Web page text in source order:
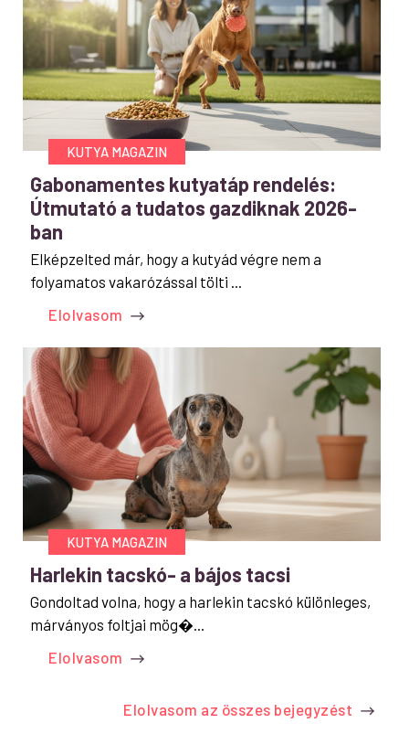
KUTYA MAGAZIN
Gabonamentes kutyatáp rendelés:
Útmutató a tudatos gazdiknak 2026-
ban
Elképzelted már, hogy a kutyád végre nem a
folyamatos vakarózással tölti ...
Elolvasom
KUTYA MAGAZIN
Harlekin tacskó- a bájos tacsi
Gondoltad volna, hogy a harlekin tacskó különleges,
márványos foltjai mög�...
Elolvasom
Elolvasom az összes bejegyzést